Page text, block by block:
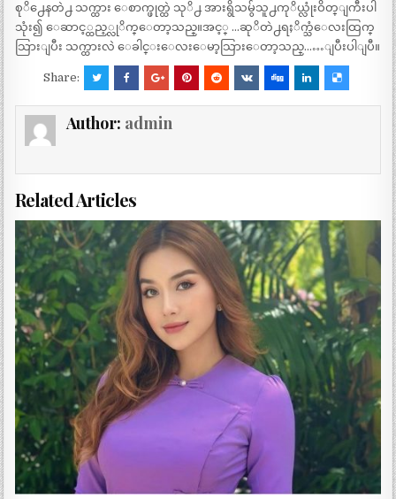
စုိ႕ေနတဲ႕ သက္ထား ေစာက္ဖုတ္ထဲ သုိ႕ အားရွိသမ်ွသူ႕ကုိယ္လုံးဝိတ္ျကီးပါ
သုံး၍ ေဆာင့္ထည့္လုိက္ေတာ့သည္။အင့္ …ဆုိတဲ႕ရႈိက္သံေလးထြက္
သြားျပီး သက္ထားလဲ ေခါင္းေလးေမာ့သြားေတာ့သည္……ျပီးပါျပီ။
Share:
Author: admin
Related Articles